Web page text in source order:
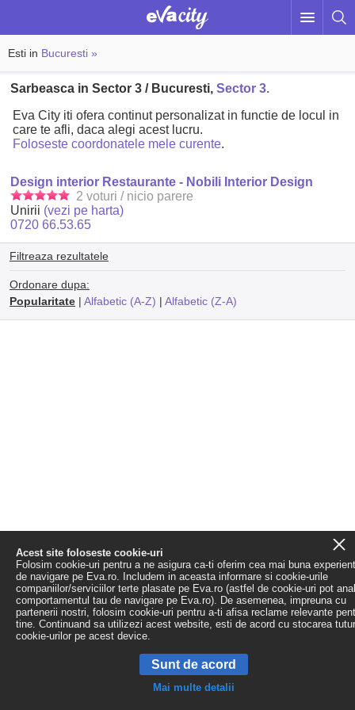
Esti in Bucuresti »
Sarbeasca in Sector 3 / Bucuresti,Sector 3.
Eva City iti ofera continut personalizat in functie de locul in
care te afli, daca alegi acest lucru.
Foloseste coordonatele mele curente.
Design interior Restaurante - Nobili Interior Design
2 voturi / nicio parere
Unirii (vezi pe harta)
0720 66.53.65
Filtreaza rezultatele
Ordonare dupa:
Popularitate| Alfabetic (A-Z) | Alfabetic (Z-A)
Acest site foloseste cookie-uri
Folosim cookie-uri pentru a ne asigura ca-ti oferim cea mai buna
de navigare pe Eva.ro. Includem in aceasta informare si cookie-urile
companiilor/serviciilor terte plasate pe Eva.ro (astfel de cookie-uri pot
comportamentul tau de navigare pe Eva.ro). De asemenea, impreuna cu
partenerii nostri, folosim cookie-uri pentru a-ti afisa reclame relevante
tine. Continuand sa utilizezi acest website, esti de acord cu stocarea
cookie-urilor pe acest device.
Sunt de acord
Mai multe detalii